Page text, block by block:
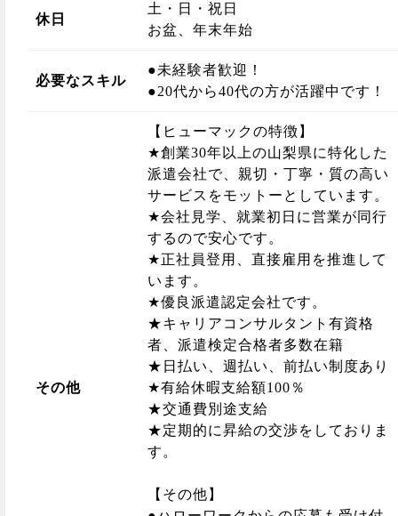
休日
土・日・祝日
お盆、年末年始
必要なスキル
●未経験者歓迎！
●20代から40代の方が活躍中です！
その他
【ヒューマックの特徴】
★創業30年以上の山梨県に特化した
派遣会社で、親切・丁寧・質の高い
サービスをモットーとしています。
★会社見学、就業初日に営業が同行
するので安心です。
★正社員登用、直接雇用を推進して
います。
★優良派遣認定会社です。
★キャリアコンサルタント有資格
者、派遣検定合格者多数在籍
★日払い、週払い、前払い制度あり
★有給休暇支給額100％
★交通費別途支給
★定期的に昇給の交渉をしておりま
す。
【その他】